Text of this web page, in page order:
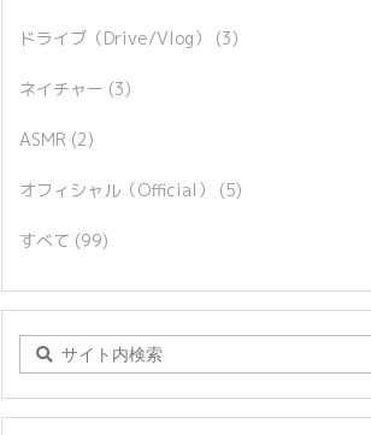
ドライブ（Drive/Vlog） (3)
ネイチャー (3)
ASMR (2)
オフィシャル（Official） (5)
すべて (99)